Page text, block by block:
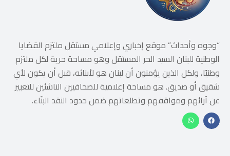
“وجوه وأحداث” موقع إخباري وإعلامي مستقل ملتزم القضايا
الوطنية للبنان السيد الحر المستقل وهو مساحة حرية لكل ملتزم
وطنيًا، ولكل الذين يؤمنون أن لبنان هو لأبنائه، قبل أن يكون لأي
شقيق أو صديق. هو مساحة إعلامية للصحافيين الناشئين للتعبير
عن آرائهم ومواقفهم وتطلعاتهم ضمن حدود النقد البنّاء.